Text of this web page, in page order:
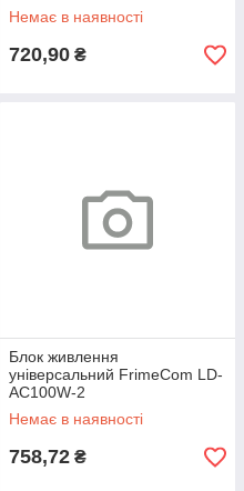
Немає в наявності
720,90 ₴
Блок живлення
універсальний FrimeCom LD-
AC100W-2
Немає в наявності
758,72 ₴